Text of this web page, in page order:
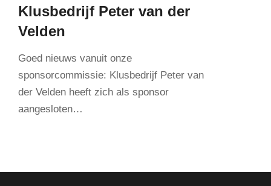
Klusbedrijf Peter van der
Velden
Goed nieuws vanuit onze
sponsorcommissie: Klusbedrijf Peter van
der Velden heeft zich als sponsor
aangesloten…